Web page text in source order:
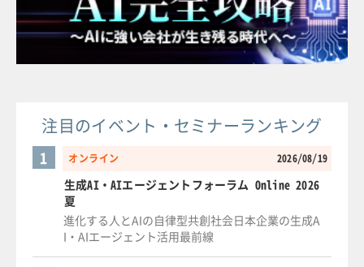
注目のイベント・セミナーランキング
オンライン 2026/08/19
1
生成AI・AIエージェントフォーラム Online 2026
夏
進化する人とAIの自律型共創社会日本企業の生成A
I・AIエージェント活用最前線